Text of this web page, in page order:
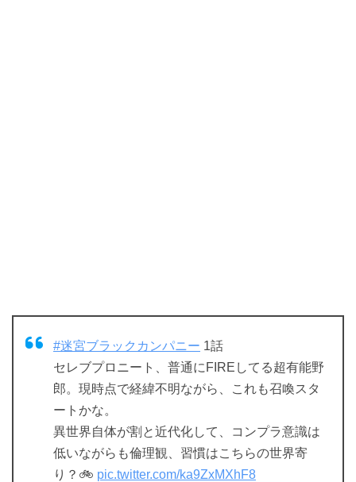
#迷宮ブラックカンパニー 1話
セレブプロニート、普通にFIREしてる超有能野
郎。現時点で経緯不明ながら、これも召喚スタ
ートかな。
異世界自体が割と近代化して、コンプラ意識は
低いながらも倫理観、習慣はこちらの世界寄
り？🚲 pic.twitter.com/ka9ZxMXhF8